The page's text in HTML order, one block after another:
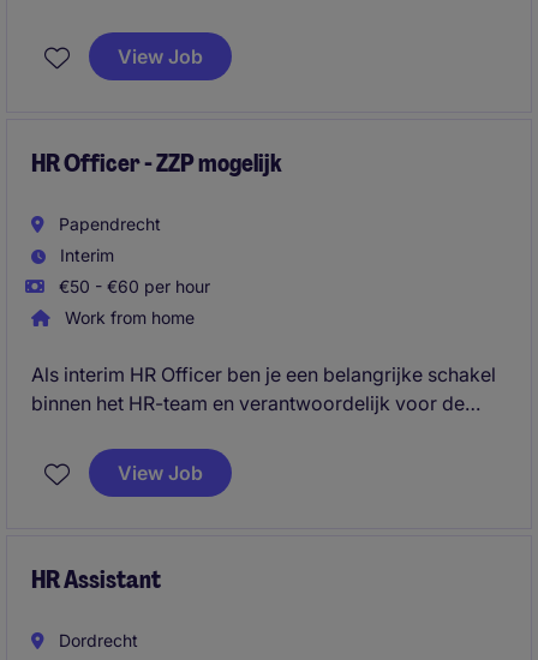
hours/week for a 3-month project.
administration, so that payroll and personnel records
and agreed KPI/SLA standards.
View Job
HR Officer - ZZP mogelijk
Papendrecht
Interim
€50 - €60 per hour
Work from home
Als interim HR Officer ben je een belangrijke schakel
binnen het HR-team en verantwoordelijk voor de
hoofdkantoor iondersteun je de Global HR Manager
en de HR Manager. Je werkt voor de internationale
de verschillende regio's.
View Job
HR Assistant
Dordrecht